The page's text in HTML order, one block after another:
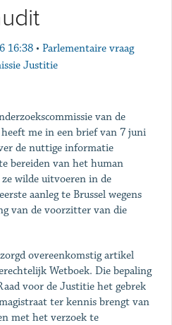
16:38 • Parlementaire vraag
Justitie
van de
me in een brief van 7 juni
de nuttige informatie
bereiden van het human
ze wilde uitvoeren in de
aanleg te Brussel wegens
van de voorzitter van die
overeenkomstig artikel
Wetboek. Die bepaling
voor de Justitie het gebrek
ter kennis brengt van
met het verzoek te